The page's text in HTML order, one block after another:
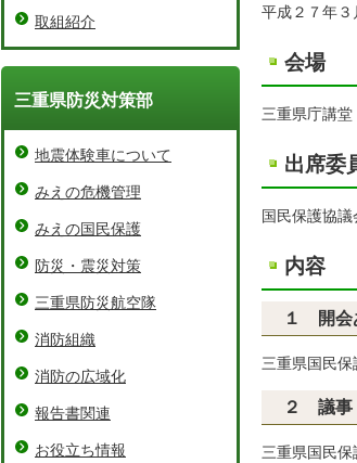
平成２７年
会場
三重県庁講堂
出席委
国民保護協
内容
１ 開会
三重県国民
２ 議事
三重県国民
取組紹介
三重県防災対策部
地震体験車について
みえの危機管理
みえの国民保護
防災・震災対策
三重県防災航空隊
消防組織
消防の広域化
報告書関連
お役立ち情報